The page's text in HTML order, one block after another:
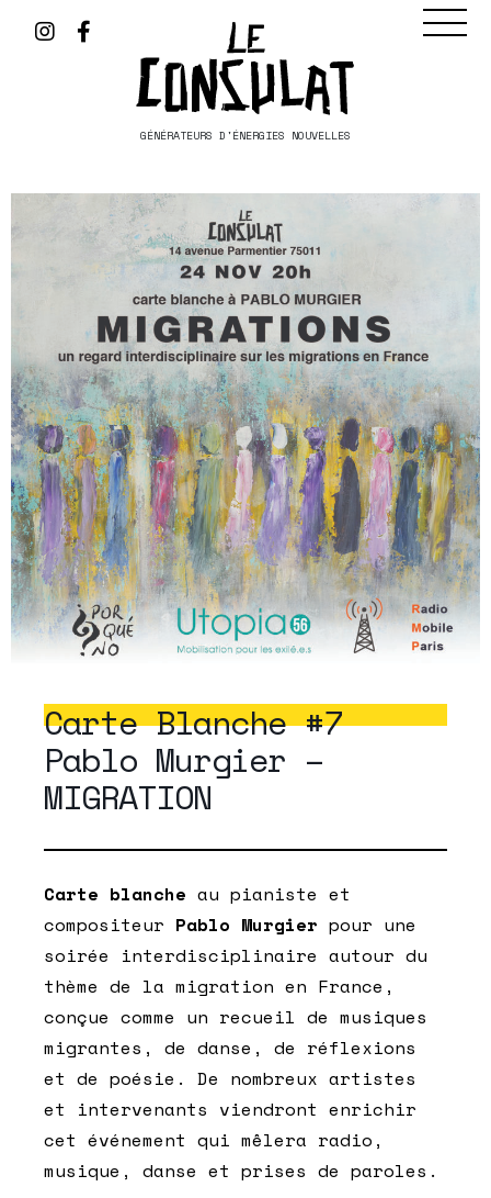
GÉNÉRATEURS D'ÉNERGIES NOUVELLES
Carte Blanche #7
Pablo Murgier –
MIGRATION
Carte blanche au pianiste et
compositeur Pablo Murgier pour une
soirée interdisciplinaire autour du
thème de la migration en France,
conçue comme un recueil de musiques
migrantes, de danse, de réflexions
et de poésie. De nombreux artistes
et intervenants viendront enrichir
cet événement qui mêlera radio,
musique, danse et prises de paroles.